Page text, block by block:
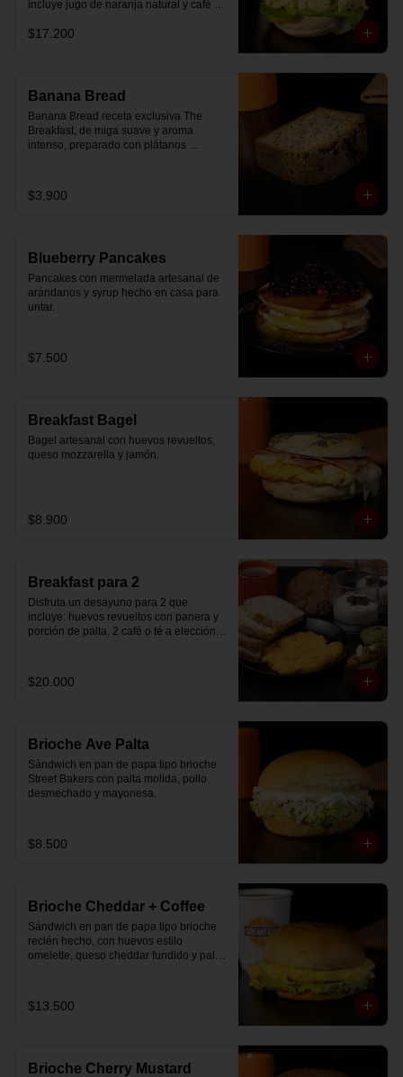
incluye jugo de naranja natural y café o
$17.200
Banana Bread
Banana Bread receta exclusiva The
Breakfast, de miga suave y aroma
intenso, preparado con plátanos
$3.900
Blueberry Pancakes
Pancakes con mermelada artesanal de
arándanos y syrup hecho en casa para
untar.
$7.500
Breakfast Bagel
Bagel artesanal con huevos revueltos,
queso mozzarella y jamón.
$8.900
Breakfast para 2
Disfruta un desayuno para 2 que
incluye: huevos revueltos con panera y
porción de palta, 2 café o té a elección, 2
hecha en casa, un mini brownie y galleta
de avena para compartir.
$20.000
Brioche Ave Palta
Sándwich en pan de papa tipo brioche
Street Bakers con palta molida, pollo
desmechado y mayonesa.
$8.500
Brioche Cheddar + Coffee
Sándwich en pan de papa tipo brioche
recién hecho, con huevos estilo
omelette, queso cheddar fundido y palta,
Se envía en bolsa delivery.
$13.500
Brioche Cherry Mustard